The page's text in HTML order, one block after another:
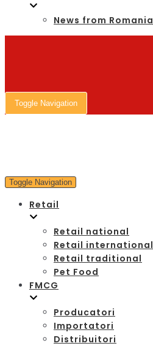
News from Romania
Toggle Navigation
Toggle Navigation
Retail
Retail national
Retail international
Retail traditional
Pet Food
FMCG
Producatori
Importatori
Distribuitori